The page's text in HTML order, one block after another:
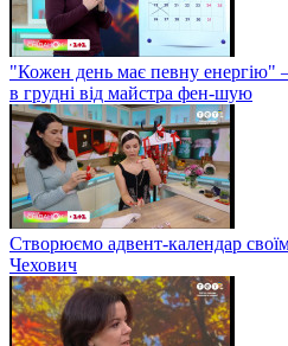
"Кожен день має певну енергію" –
в грудні від майстра фен-шую
Створюємо адвент-календар
Чехович